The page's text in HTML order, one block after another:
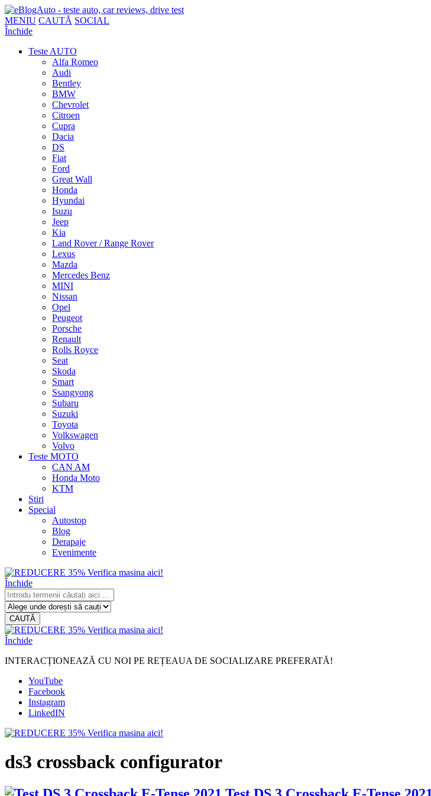
MENIU CAUTĂ SOCIAL
Închide
Teste AUTO
Alfa Romeo
Audi
Bentley
BMW
Chevrolet
Citroen
Cupra
Dacia
DS
Fiat
Ford
Great Wall
Honda
Hyundai
Isuzu
Jeep
Kia
Land Rover / Range Rover
Lexus
Mazda
Mercedes Benz
MINI
Nissan
Opel
Peugeot
Porsche
Renault
Rolls Royce
Seat
Skoda
Smart
Ssangyong
Subaru
Suzuki
Toyota
Volkswagen
Volvo
Teste MOTO
CAN AM
Honda Moto
KTM
Stiri
Special
Autostop
Blog
Derapaje
Evenimente
Închide
CAUTĂ
Închide
INTERACȚIONEAZĂ CU NOI PE REȚEAUA DE SOCIALIZARE PREFERATĂ!
YouTube
Facebook
Instagram
LinkedIN
ds3 crossback configurator